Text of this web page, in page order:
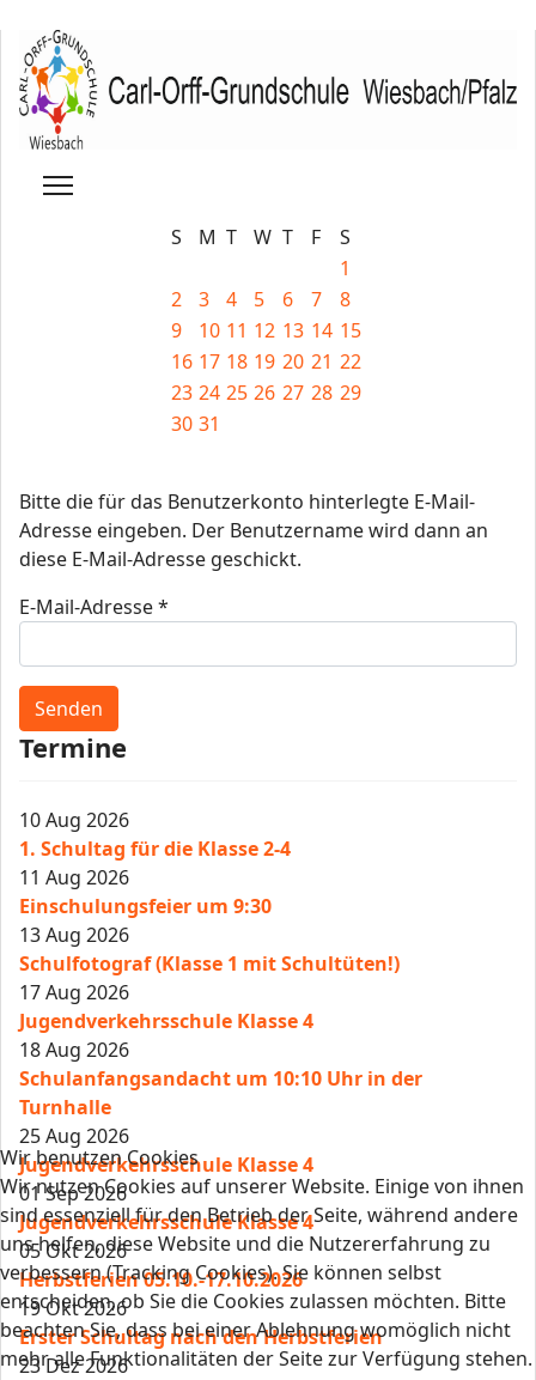
S M T W T F
S
1
2
3 4 5 6 7
8
9
10 11 12 13 14 15
16 17 18 19 20 21 22
23 24 25 26 27 28 29
30 31
Bitte die für das Benutzerkonto hinterlegte E-Mail-
Adresse eingeben. Der Benutzername wird dann an
diese E-Mail-Adresse geschickt.
E-Mail-Adresse*
Senden
Termine
10 Aug 2026
1. Schultag für die Klasse 2-4
11 Aug 2026
Einschulungsfeier um 9:30
13 Aug 2026
Schulfotograf (Klasse 1 mit Schultüten!)
17 Aug 2026
Jugendverkehrsschule Klasse 4
18 Aug 2026
Schulanfangsandacht um 10:10 Uhr in der
Turnhalle
25 Aug 2026
Jugendverkehrsschule Klasse 4
01 Sep 2026
Jugendverkehrsschule Klasse 4
05 Okt 2026
Herbstferien 05.10.-17.10.2026
19 Okt 2026
Erster Schultag nach den Herbstferien
23 Dez 2026
Wir benutzen Cookies
Wir nutzen Cookies auf unserer Website. Einige von ihnen
sind essenziell für den Betrieb der Seite, während andere
uns helfen, diese Website und die Nutzererfahrung zu
verbessern (Tracking Cookies). Sie können selbst
entscheiden, ob Sie die Cookies zulassen möchten. Bitte
beachten Sie, dass bei einer Ablehnung womöglich nicht
mehr alle Funktionalitäten der Seite zur Verfügung stehen.